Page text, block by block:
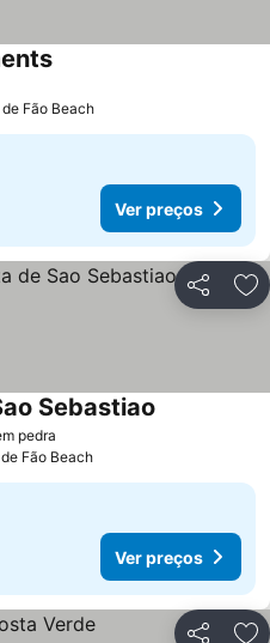
Fão Beach
Ver preços
Partilhar
pedra
Sebastiao
Fão Beach
Ver preços